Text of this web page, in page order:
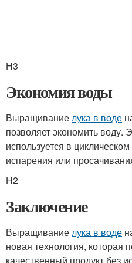
H3
Экономия воды
Выращиваниелука в воде
позволяет экономить воду.
используется в
испарения или
H2
Заключение
Выращиваниелука в воде
новая технология, которая